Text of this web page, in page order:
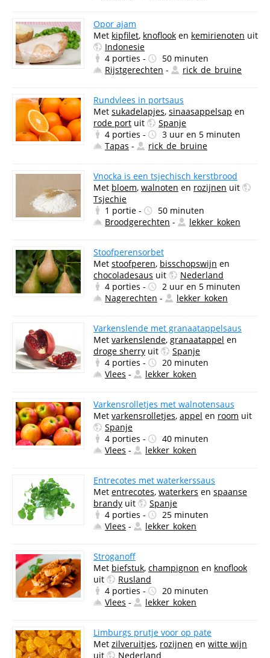
Opor ajam
Met kipfilet, knoflook en kemirienoten uit
Indonesie
4 porties -
50 minuten
Rijstgerechten - rick_de_bruine
Rundvlees in portsaus
Met sukadelapjes, sinaasappelsap en
rode port uit
Spanje
4 porties -
3 uur en 5 minuten
Tapas - rick_de_bruine
Vnocka is een tsjechisch kerstbrood
Met bloem, walnoten en rozijnen uit
Tsjechie
1 portie -
50 minuten
Broodgerechten - lekker_koken
Stoofperensorbet
Met stoofperen, bisschopswijn en
chocoladesaus uit
Nederland
4 porties -
2 uur en 5 minuten
Nagerechten - lekker_koken
Varkenslende met granaatappelsaus
Met varkenslende, granaatappel en
droge sherry uit
Spanje
4 porties -
20 minuten
Vlees - lekker_koken
Varkensrolletjes met walnotensaus
Met varkensrolletjes, appel en room uit
Spanje
4 porties -
40 minuten
Vlees - lekker_koken
Entrecotes met waterkerssaus
Met entrecotes, waterkers en spaanse
brandy uit
Spanje
4 porties -
25 minuten
Vlees - lekker_koken
Stroganoff
Met biefstuk, champignon en knoflook
uit
Rusland
4 porties -
20 minuten
Vlees - lekker_koken
Limburgs prutje voor op pate
Met zilveruitjes, rozijnen en witte wijn
uit
Nederland